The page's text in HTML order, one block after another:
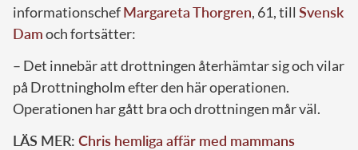
informationschefMargareta Thorgren, 61, till Svensk
Damoch fortsätter:
– Det innebär att drottningen återhämtar sig och vilar
på Drottningholm efter den här operationen.
Operationen har gått bra och drottningen mår väl.
LÄS MER: Chris hemliga affär med mammans